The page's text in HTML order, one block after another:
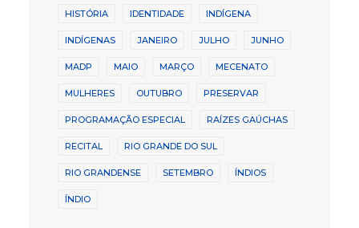
HISTÓRIA IDENTIDADE INDÍGENA
INDÍGENAS JANEIRO JULHO JUNHO
MADP MAIO MARÇO MECENATO
MULHERES OUTUBRO PRESERVAR
PROGRAMAÇÃO ESPECIAL RAÍZES GAÚCHAS
RECITAL RIO GRANDE DO SUL
RIO GRANDENSE SETEMBRO ÍNDIOS
ÍNDIO